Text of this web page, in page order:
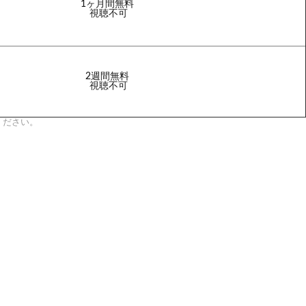
1ヶ月間無料
視聴不可
2週間無料
視聴不可
さい。